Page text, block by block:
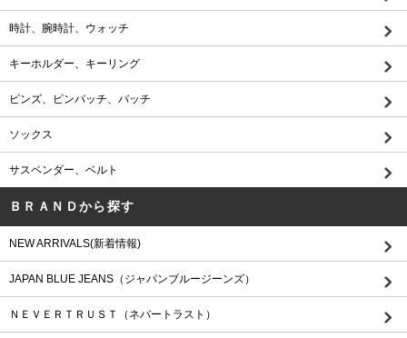
時計、腕時計、ウォッチ
キーホルダー、キーリング
ピンズ、ピンバッチ、バッチ
ソックス
サスペンダー、ベルト
ＢＲＡＮＤから探す
NEW ARRIVALS(新着情報)
JAPAN BLUE JEANS（ジャパンブルージーンズ）
ＮＥＶＥＲＴＲＵＳＴ（ネバートラスト）